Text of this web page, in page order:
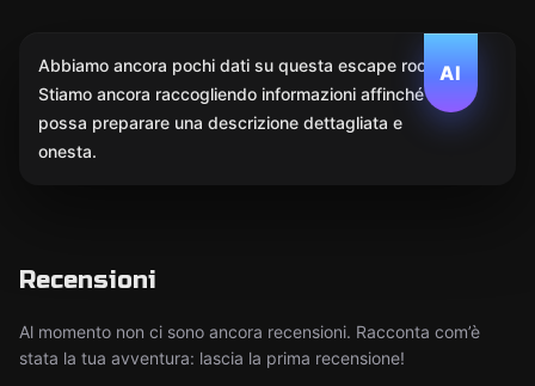
AI
Abbiamo ancora pochi dati su questa escape room.
Stiamo ancora raccogliendo informazioni affinché l'IA
possa preparare una descrizione dettagliata e
onesta.
Recensioni
Al momento non ci sono ancora recensioni. Racconta com’è
stata la tua avventura: lascia la prima recensione!